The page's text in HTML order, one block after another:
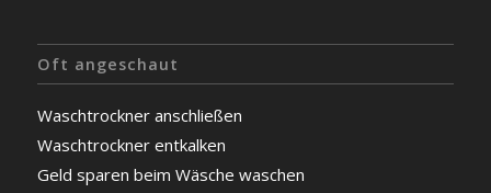
Oft angeschaut
Waschtrockner anschließen
Waschtrockner entkalken
Geld sparen beim Wäsche waschen